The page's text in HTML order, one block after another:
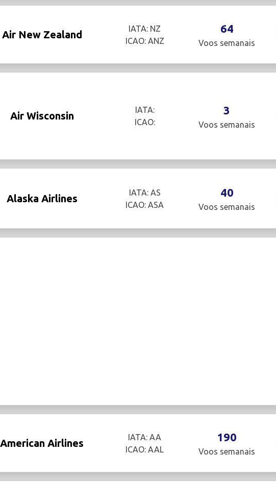
Air New Zealand
IATA: NZ
ICAO: ANZ
64
Voos semanais
Air Wisconsin
IATA:
ICAO:
3
Voos semanais
Alaska Airlines
IATA: AS
ICAO: ASA
40
Voos semanais
American Airlines
IATA: AA
ICAO: AAL
190
Voos semanais